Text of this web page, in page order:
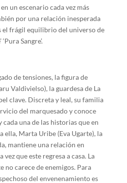
un escenario cada vez más
por una relación inesperada
el frágil equilibrio del universo de
Sangre’.
de tensiones, la figura de
Valdivielso), la guardesa de La
clave. Discreta y leal, su familia
del marquesado y conoce
una de las historias que en
ella, Marta Uribe (Eva Ugarte), la
mantiene una relación en
que este regresa a casa. La
no carece de enemigos. Para
del envenenamiento es